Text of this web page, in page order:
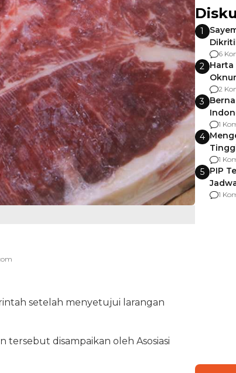
setelah menyetujui larangan
tersebut disampaikan oleh Asosiasi
1
6
2 Harta
2
3
1
4
Usai
1
5 PIP
agar
1